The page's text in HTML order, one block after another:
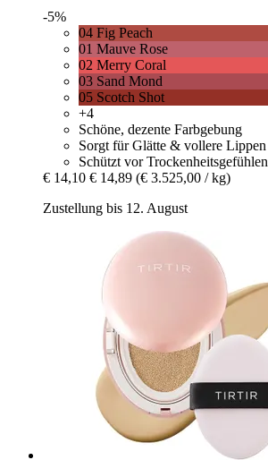
-5%
04 Fig Peach
01 Mauve Rose
02 Merry Coral
03 Sand Mond
05 Scotch Shot
+4
Schöne, dezente Farbgebung
Sorgt für Glätte & vollere Lippen
Schützt vor Trockenheitsgefühlen
€ 14,10 € 14,89 (€ 3.525,00 / kg)
Zustellung bis 12. August